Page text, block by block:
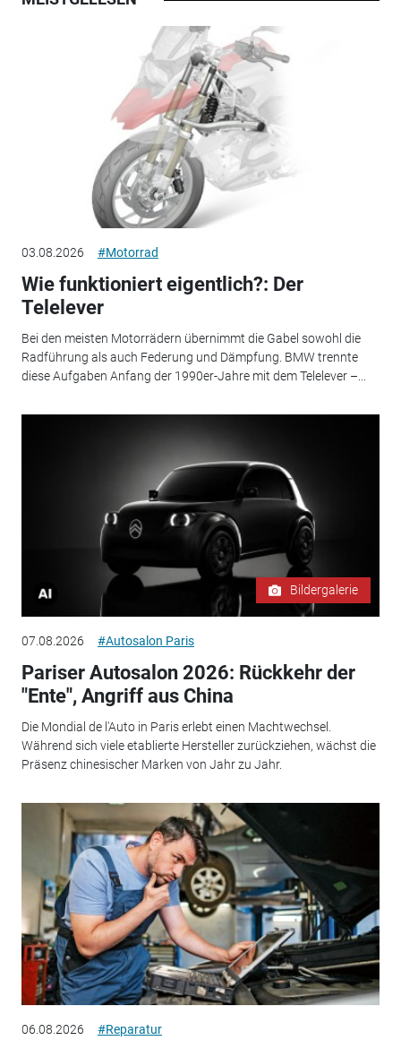
03.08.2026 #Motorrad
Wie funktioniert eigentlich?: Der
Telelever
Bei den meisten Motorrädern übernimmt die Gabel sowohl die
Radführung als auch Federung und Dämpfung. BMW trennte
diese Aufgaben Anfang der 1990er-Jahre mit dem Telelever –...
Bildergalerie
07.08.2026 #Autosalon Paris
Pariser Autosalon 2026: Rückkehr der
"Ente", Angriff aus China
Die Mondial de l'Auto in Paris erlebt einen Machtwechsel.
Während sich viele etablierte Hersteller zurückziehen, wächst die
Präsenz chinesischer Marken von Jahr zu Jahr.
06.08.2026 #Reparatur